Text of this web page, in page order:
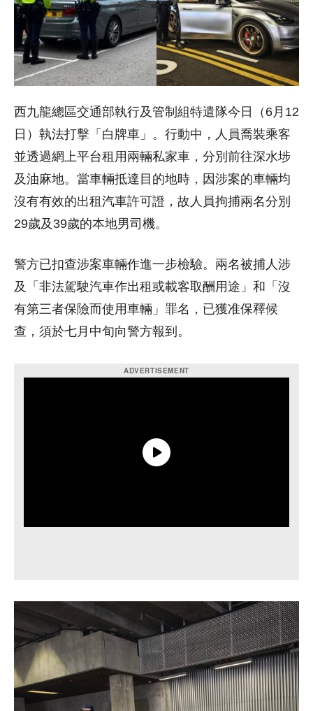
西九龍總區交通部執行及管制組特遣隊今日（6月12
日）執法打擊「白牌車」。行動中，人員喬裝乘客
並透過網上平台租用兩輛私家車，分別前往深水埗
及油麻地。當車輛抵達目的地時，因涉案的車輛均
沒有有效的出租汽車許可證，故人員拘捕兩名分別
29歲及39歲的本地男司機。
警方已扣查涉案車輛作進一步檢驗。兩名被捕人涉
及「非法駕駛汽車作出租或載客取酬用途」和「沒
有第三者保險而使用車輛」罪名，已獲准保釋候
查，須於七月中旬向警方報到。